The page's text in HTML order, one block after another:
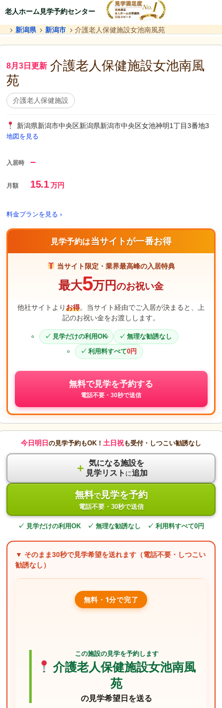
老人ホーム見学予約センター
新潟県 新潟市 介護老人保健施設女池南風苑
8月3日更新 介護老人保健施設女池南風
苑
介護老人保健施設
新潟県新潟市中央区新潟県新潟市中央区女池神明1丁目3番地3
地図を見る
入居時 –
月額 15.1万円
料金プランを見る ›
見学予約は当サイトが一番お得
当サイト限定・業界最高峰の入居特典
最大5万円のお祝い金
他社サイトよりお得。当サイト経由でご入居が決まると、上
記のお祝い金をお渡しします。
見学だけの利用OK
無理な勧誘なし
利用料すべて0円
無料で見学を予約する
電話不要・30秒で送信
今日明日 の見学予約もOK！ 土日祝も受付・しつこい勧誘なし
＋ 気になる施設を
見学リスト に追加
無料で見学を予約
電話不要・30秒で送信
✓ 見学だけの利用OK ✓ 無理な勧誘なし ✓ 利用料すべて0円
▼ そのまま30秒で見学希望を送れます（電話不要・しつこい
勧誘なし）
無料・1分で完了
この施設の見学を予約します
介護老人保健施設女池南風
苑
の見学希望日を送る